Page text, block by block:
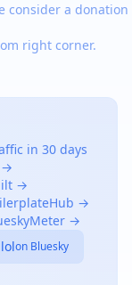
consider a donation
right corner.
in 30 days
→
→
→
→
on Bluesky